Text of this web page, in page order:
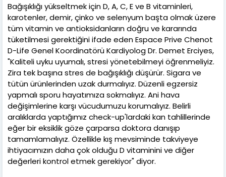
Bağışıklığı yükseltmek için D, A, C, E ve B vitaminleri,
karotenler, demir, çinko ve selenyum başta olmak üzere
tüm vitamin ve antioksidanların doğru ve kararında
tüketilmesi gerektiğini ifade eden Espace Prive Chenot
D-Life Genel Koordinatörü Kardiyolog Dr. Demet Erciyes,
"Kaliteli uyku uyumalı, stresi yönetebilmeyi öğrenmeliyiz.
Zira tek başına stres de bağışıklığı düşürür. Sigara ve
tütün ürünlerinden uzak durmalıyız. Düzenli egzersiz
yapmalı sporu hayatımıza sokmalıyız. Ani hava
değişimlerine karşı vücudumuzu korumalıyız. Belirli
aralıklarda yaptığımız check-up'lardaki kan tahlillerinde
eğer bir eksiklik göze çarparsa doktora danışıp
tamamlamalıyız. Özellikle kış mevsiminde takviyeye
ihtiyacımızın daha çok olduğu D vitaminini ve diğer
değerleri kontrol etmek gerekiyor" diyor.